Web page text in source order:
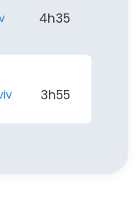
4h35
3h55